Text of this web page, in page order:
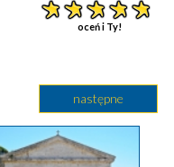
oceń i Ty!
następne